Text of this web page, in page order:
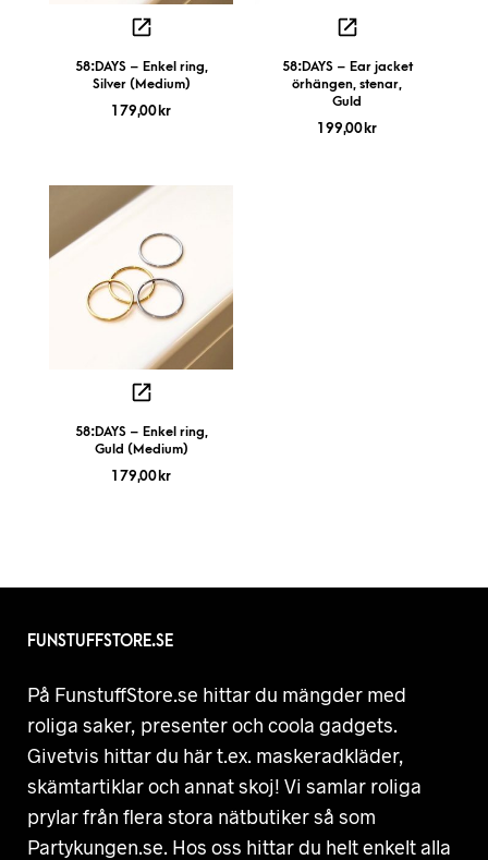
58:DAYS – Enkel ring,
Silver (Medium)
179,00 kr
58:DAYS – Ear jacket
örhängen, stenar,
Guld
199,00 kr
58:DAYS – Enkel ring,
Guld (Medium)
179,00 kr
FUNSTUFFSTORE.SE
På FunstuffStore.se hittar du mängder med
roliga saker, presenter och coola gadgets.
Givetvis hittar du här t.ex. maskeradkläder,
skämtartiklar och annat skoj! Vi samlar roliga
prylar från flera stora nätbutiker så som
Partykungen.se. Hos oss hittar du helt enkelt alla